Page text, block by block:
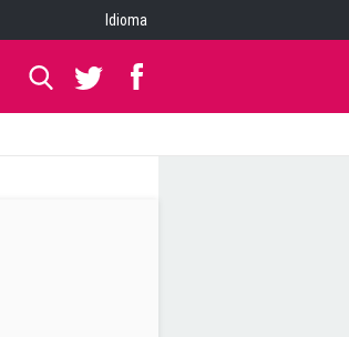
Idioma